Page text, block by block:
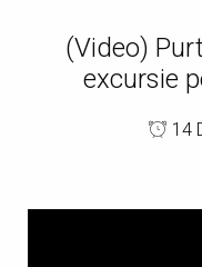
(Video)
excursie
14